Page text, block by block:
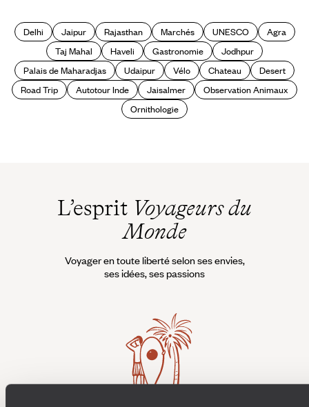
Delhi Jaipur Rajasthan Marchés UNESCO
Agra
Taj Mahal
Haveli Gastronomie
Jodhpur
Palais de Maharadjas
Udaipur Vélo Chateau
Desert
Road Trip
Autotour Inde Jaisalmer
Observation Animaux
Ornithologie
L’esprit Voyageurs du
Monde
Voyager en toute liberté selon ses envies,
ses idées, ses passions